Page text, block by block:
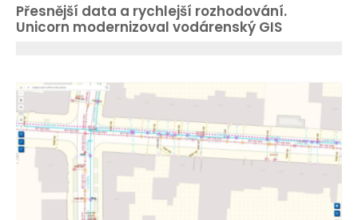
Přesnější data a rychlejší rozhodování.
Unicorn modernizoval vodárenský GIS